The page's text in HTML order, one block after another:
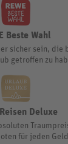
Beste Wahl
sicher sein, die
getroffen zu
Reisen Deluxe
für jeden